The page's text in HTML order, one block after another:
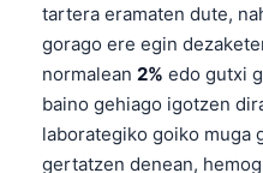
tartera eramaten dute,
gorago ere egin
normalean 2% edo gutxi
baino gehiago igotzen
laborategiko goiko muga
gertatzen denean,
ગુજરાતી
ಕನ್ನಡ
മലയാളം
Bahasa Melayu